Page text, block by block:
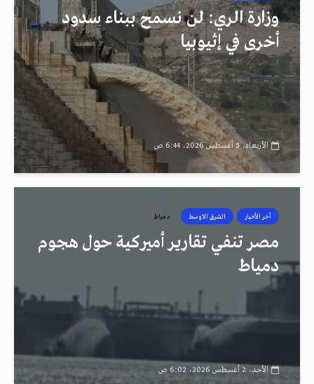
وزارة الري: لن نسمح ببناء سدود
أخرى في إثيوبيا
الأربعاء، 5 أغسطس 2026، 6:44 ص
أخر الأخبار الشرق الاوسط دمياط
مصر تنفي تقارير أميركية حول هجوم
دمياط
الأحد، 2 أغسطس 2026، 6:02 ص